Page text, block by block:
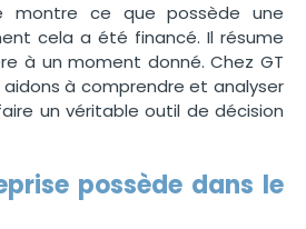
montre ce que possède une
cela a été financé. Il résume
à un moment donné. Chez GT
aidons à comprendre et analyser
un véritable outil de décision
possède dans le